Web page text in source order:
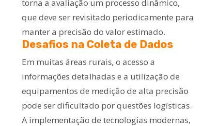
torna a avaliação um processo dinâmico,
que deve ser revisitado periodicamente para
manter a precisão do valor estimado.
Desafios na Coleta de Dados
Em muitas áreas rurais, o acesso a
informações detalhadas e a utilização de
equipamentos de medição de alta precisão
pode ser dificultado por questões logísticas.
A implementação de tecnologias modernas,